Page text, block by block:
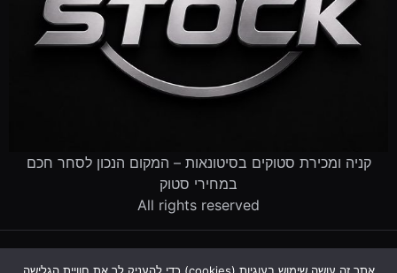
קניה ומכירת סטוקים בסיטונאות – המקום הנכון לסחר חכם
במחירי סטוק
All rights reserved